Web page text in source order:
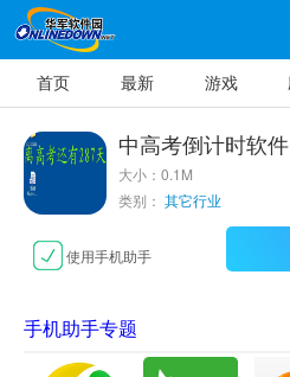
首页 最新 游戏
中高考倒计时软件
大小：0.1M
类别： 其它行业
使用手机助手
手机助手专题